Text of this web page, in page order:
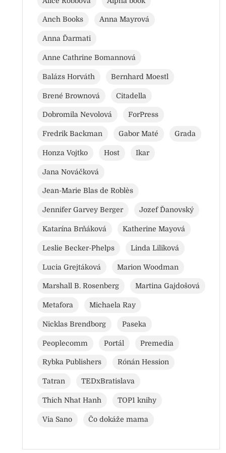
Anch Books Anna Mayrová
Anna Ďarmati
Anne Cathrine Bomannová
Balázs Horváth Bernhard Moestl
Brené Brownová Citadella
Dobromila Nevolová ForPress
Fredrik Backman Gabor Maté Grada
Honza Vojtko Host Ikar
Jana Nováčková
Jean-Marie Blas de Roblès
Jennifer Garvey Berger Jozef Ďanovský
Katarína Brňáková Katherine Mayová
Leslie Becker-Phelps Linda Liliková
Lucia Grejtáková Marion Woodman
Marshall B. Rosenberg Martina Gajdošová
Metafora Michaela Ray
Nicklas Brendborg Paseka
Peoplecomm Portál Premedia
Rybka Publishers Rónán Hession
Tatran TEDxBratislava
Thich Nhat Hanh TOP1 knihy
Via Sano Čo dokáže mama